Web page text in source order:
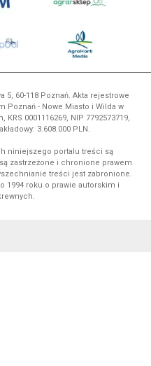
5, 60-118 Poznań. Akta rejestrowe
Poznań - Nowe Miasto i Wilda w
0001116269, NIP 7792573719,
3.608.000 PLN.
niniejszego portalu treści są
zastrzeżone i chronione prawem
treści jest zabronione.
1994 roku o prawie autorskim i